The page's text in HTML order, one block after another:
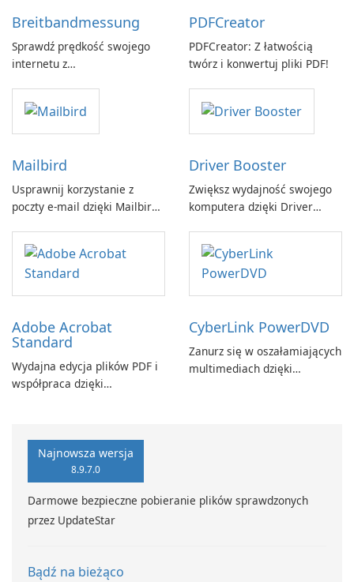
Breitbandmessung
Sprawdź prędkość swojego
internetu z
GmbH!
PDFCreator
PDFCreator: Z łatwością
twórz i konwertuj pliki PDF!
Mailbird
Usprawnij korzystanie z
poczty e-mail dzięki Mailbird
Driver Booster
Zwiększ wydajność swojego
komputera dzięki Driver
Adobe Acrobat
Standard
Wydajna edycja plików PDF i
współpraca dzięki
CyberLink PowerDVD
Zanurz się w oszałamiających
multimediach dzięki
Najnowsza wersja
8.9.7.0
Darmowe bezpieczne pobieranie plików sprawdzonych
przez UpdateStar
Bądź na bieżąco